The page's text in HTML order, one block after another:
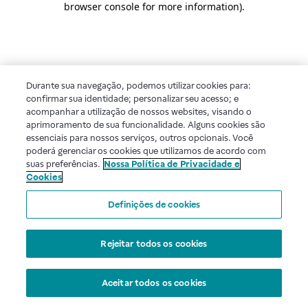
browser console for more information).
Durante sua navegação, podemos utilizar cookies para:
confirmar sua identidade; personalizar seu acesso; e
acompanhar a utilização de nossos websites, visando o
aprimoramento de sua funcionalidade. Alguns cookies são
essenciais para nossos serviços, outros opcionais. Você
poderá gerenciar os cookies que utilizamos de acordo com
suas preferências. Nossa Política de Privacidade e
Cookies
Definições de cookies
Rejeitar todos os cookies
Aceitar todos os cookies